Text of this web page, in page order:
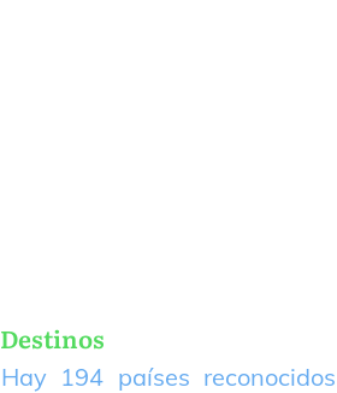
Destinos
Hay 194 países reconocidos